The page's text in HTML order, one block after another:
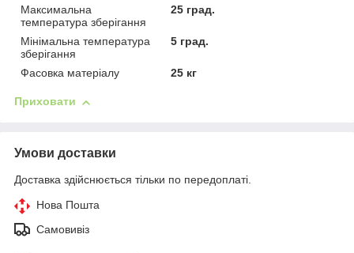
Максимальна
температура зберігання
25 град.
Мінімальна температура
зберігання
5 град.
Фасовка матеріалу 25 кг
Приховати
Умови доставки
Доставка здійснюється тільки по передоплаті.
Нова Пошта
Самовивіз